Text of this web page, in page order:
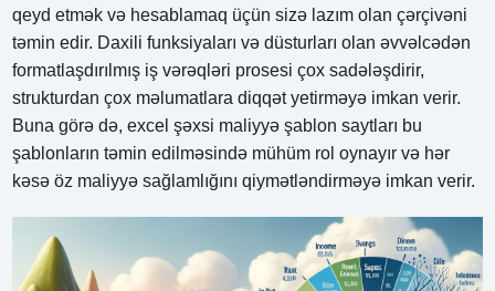
qeyd etmək və hesablamaq üçün sizə lazım olan çərçivəni
təmin edir. Daxili funksiyaları və düsturları olan əvvəlcədən
formatlaşdırılmış iş vərəqləri prosesi çox sadələşdirir,
strukturdan çox məlumatlara diqqət yetirməyə imkan verir.
Buna görə də, excel şəxsi maliyyə şablon saytları bu
şablonların təmin edilməsində mühüm rol oynayır və hər
kəsə öz maliyyə sağlamlığını qiymətləndirməyə imkan verir.